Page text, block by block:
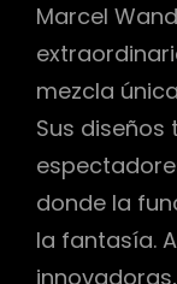
Marcel
mezcla
Sus
donde la
la fantasía.